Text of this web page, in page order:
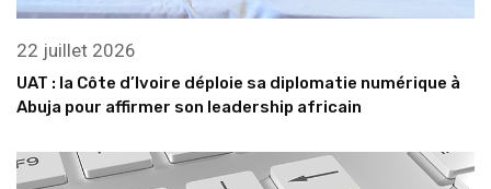
22 juillet 2026
UAT : la Côte d’Ivoire déploie sa diplomatie numérique à
Abuja pour affirmer son leadership africain